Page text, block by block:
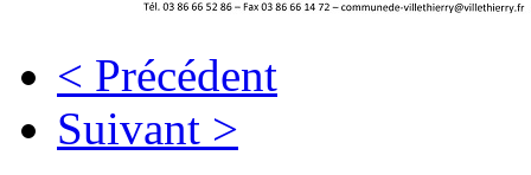
< Précédent
Suivant >